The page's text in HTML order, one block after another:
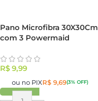
Pano Microfibra 30X30Cm
com 3 Powermaid
R$ 9,99
ou no PIXR$ 9,69(3% OFF)